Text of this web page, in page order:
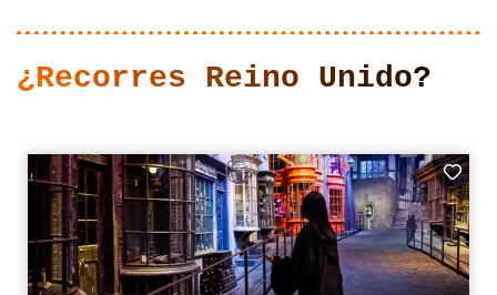
¿Recorres Reino Unido?